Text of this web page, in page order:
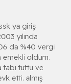
ya giriş
yılında
da %40 vergi
emekli oldum.
tuttu ve
etti. almış